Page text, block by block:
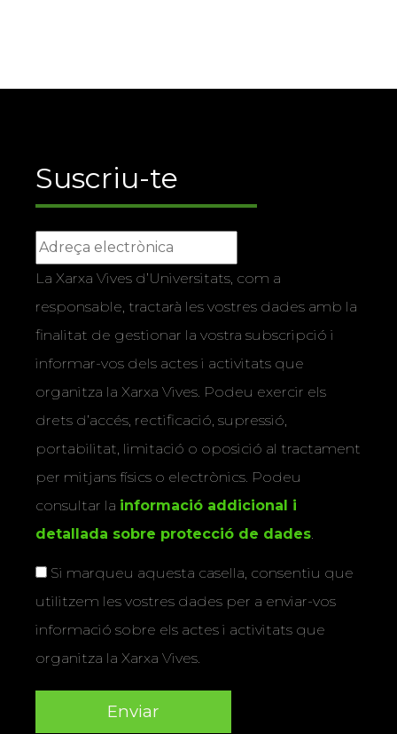
Suscriu-te
La Xarxa Vives d’Universitats, com a
responsable, tractarà les vostres dades amb la
finalitat de gestionar la vostra subscripció i
informar-vos dels actes i activitats que
organitza la Xarxa Vives. Podeu exercir els
drets d’accés, rectificació, supressió,
portabilitat, limitació o oposició al tractament
per mitjans físics o electrònics. Podeu
consultar la informació addicional i
detallada sobre protecció de dades
Si marqueu aquesta casella, consentiu que
utilitzem les vostres dades per a enviar-vos
informació sobre els actes i activitats que
organitza la Xarxa Vives.